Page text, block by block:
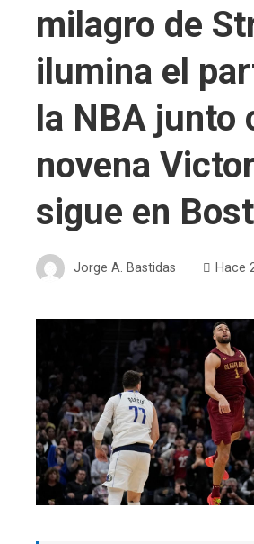
milagro de
ilumina el
la NBA junto
novena
sigue en
Jorge A. Bastidas Hace